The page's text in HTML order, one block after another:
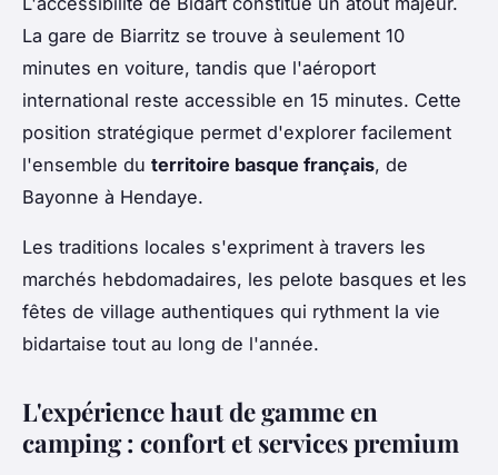
La gare de Biarritz se trouve à seulement 10
minutes en voiture, tandis que l'aéroport
international reste accessible en 15 minutes. Cette
position stratégique permet d'explorer facilement
l'ensemble du territoire basque français, de
Bayonne à Hendaye.
Les traditions locales s'expriment à travers les
marchés hebdomadaires, les pelote basques et les
fêtes de village authentiques qui rythment la vie
bidartaise tout au long de l'année.
L'expérience haut de gamme en
camping : confort et services premium